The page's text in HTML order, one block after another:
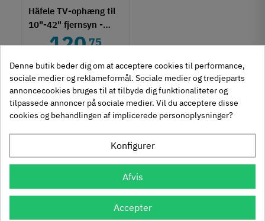
Häfele TV-ophæng til
10"-42" fjernsyn -
Drejelig og vipbar
120,75
Køb
Viser 1 - 5 af 5 varer
Denne butik beder dig om at acceptere cookies til performance,
sociale medier og reklameformål. Sociale medier og tredjeparts
annoncecookies bruges til at tilbyde dig funktionaliteter og
tilpassede annoncer på sociale medier. Vil du acceptere disse
cookies og behandlingen af implicerede personoplysninger?
Konfigurer
Afvis
Accepter
FILTER